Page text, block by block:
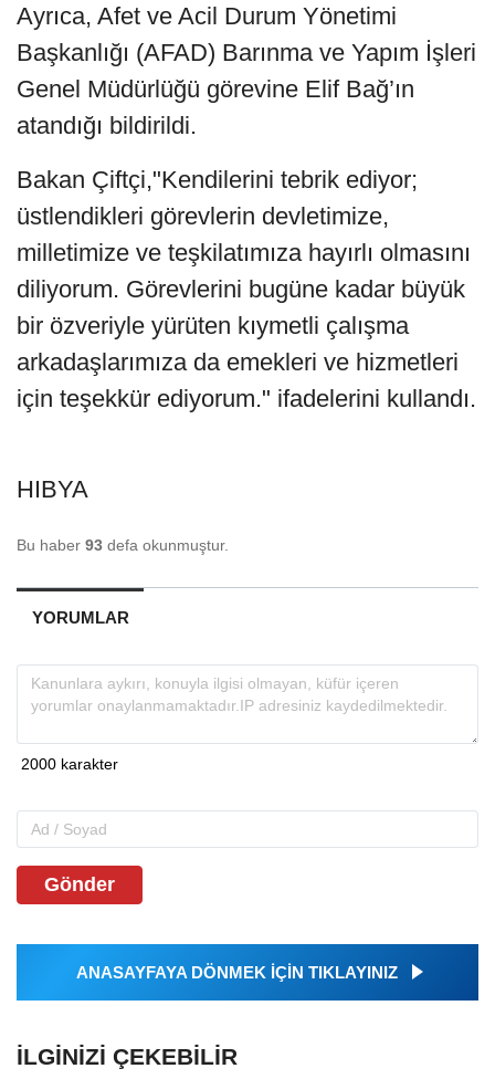
Ayrıca, Afet ve Acil Durum Yönetimi
Başkanlığı (AFAD) Barınma ve Yapım İşleri
Genel Müdürlüğü görevine Elif Bağ’ın
atandığı bildirildi.
Bakan Çiftçi,"Kendilerini tebrik ediyor;
üstlendikleri görevlerin devletimize,
milletimize ve teşkilatımıza hayırlı olmasını
diliyorum. Görevlerini bugüne kadar büyük
bir özveriyle yürüten kıymetli çalışma
arkadaşlarımıza da emekleri ve hizmetleri
için teşekkür ediyorum." ifadelerini kullandı.
HIBYA
Bu haber 93 defa okunmuştur.
YORUMLAR
Gönder
ANASAYFAYA DÖNMEK İÇİN TIKLAYINIZ
İLGINIZI ÇEKEBILIR